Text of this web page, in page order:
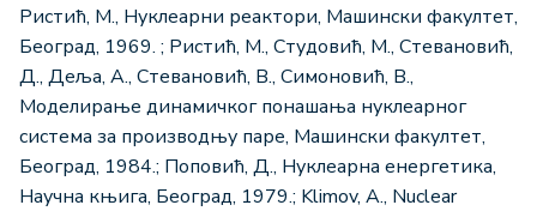
Ристић, М., Нуклеарни реактори, Машински факултет,
Београд, 1969. ; Ристић, М., Студовић, М., Стевановић,
Д., Деља, А., Стевановић, В., Симоновић, В.,
Моделирање динамичког понашања нуклеарног
система за производњу паре, Машински факултет,
Београд, 1984.; Поповић, Д., Нуклеарна енергетика,
Научна књига, Београд, 1979.; Klimov, A., Nuclear